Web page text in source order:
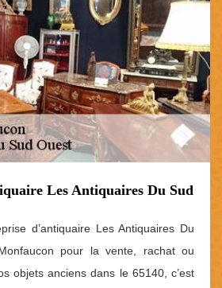
Les Antiquaires Du Sud
d’antiquaire Les Antiquaires Du
pour la vente, rachat ou
objets anciens dans le 65140, c’est